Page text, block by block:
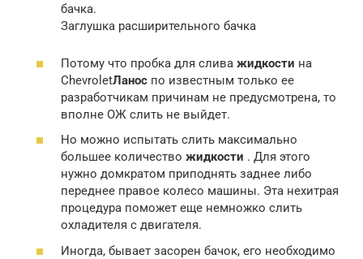
бачка.
Заглушка расширительного бачка
Потому что пробка для слива жидкости на
ChevroletЛанос по известным только ее
разработчикам причинам не предусмотрена, то
вполне ОЖ слить не выйдет.
Но можно испытать слить максимально
большее количество жидкости . Для этого
нужно домкратом приподнять заднее либо
переднее правое колесо машины. Эта нехитрая
процедура поможет еще немножко слить
охладителя с двигателя.
Иногда, бывает засорен бачок, его необходимо